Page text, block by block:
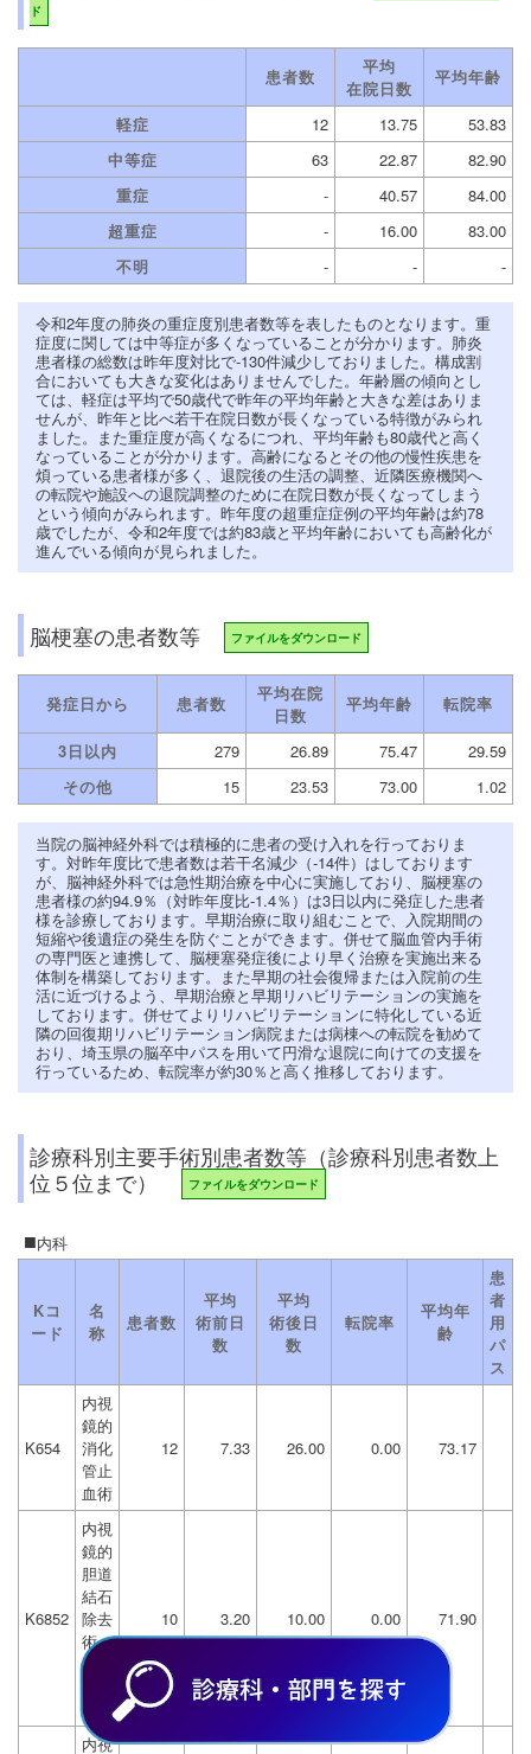
ド
患者数
平均
在院日数
平均年齢
軽症 12 13.75
53.83
中等症
63 22.87
82.90
重症
- 40.57
84.00
超重症
- 16.00
83.00
不明
- - -
令和2年度の肺炎の重症度別患者数等を表したものとなります。重
症度に関しては中等症が多くなっていることが分かります。肺炎
患者様の総数は昨年度対比で-130件減少しておりました。構成割
合においても大きな変化はありませんでした。年齢層の傾向とし
ては、軽症は平均で50歳代で昨年の平均年齢と大きな差はありま
せんが、昨年と比べ若干在院日数が長くなっている特徴がみられ
ました。また重症度が高くなるにつれ、平均年齢も80歳代と高く
なっていることが分かります。高齢になるとその他の慢性疾患を
煩っている患者様が多く、退院後の生活の調整、近隣医療機関へ
の転院や施設への退院調整のために在院日数が長くなってしまう
という傾向がみられます。昨年度の超重症症例の平均年齢は約78
歳でしたが、令和2年度では約83歳と平均年齢においても高齢化が
進んでいる傾向が見られました。
脳梗塞の患者数等 ファイルをダウンロード
発症日から 患者数
平均在院
日数
平均年齢 転院率
3日以内 279 26.89 75.47
29.59
その他
15 23.53 73.00 1.02
当院の脳神経外科では積極的に患者の受け入れを行っておりま
す。対昨年度比で患者数は若干名減少（-14件）はしております
が、脳神経外科では急性期治療を中心に実施しており、脳梗塞の
患者様の約94.9％（対昨年度比-1.4％）は3日以内に発症した患者
様を診療しております。早期治療に取り組むことで、入院期間の
短縮や後遺症の発生を防ぐことができます。併せて脳血管内手術
の専門医と連携して、脳梗塞発症後により早く治療を実施出来る
体制を構築しております。また早期の社会復帰または入院前の生
活に近づけるよう、早期治療と早期リハビリテーションの実施を
しております。併せてよりリハビリテーションに特化している近
隣の回復期リハビリテーション病院または病棟への転院を勧めて
おり、埼玉県の脳卒中パスを用いて円滑な退院に向けての支援を
行っているため、転院率が約30％と高く推移しております。
診療科別主要手術別患者数等（診療科別患者数上
位５位まで）
ファイルをダウンロード
内科
Kコ
ード
名
称
患者数
平均
術前日
数
平均
術後日
数
転院率
平均年
齢
患
者
用
パ
ス
K654
内視
鏡的
消化
管止
血術
12 7.33 26.00 0.00 73.17
K6852
内視
鏡的
胆道
結石
除去
術
（そ
他）
10 3.20 10.00 0.00 71.90
内視